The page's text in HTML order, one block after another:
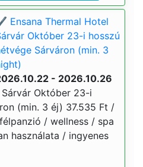
Ensana Thermal Hotel
Október 23-i hosszú
Sárváron (min. 3
- 2026.10.26
Október 23-i
(min. 3 éj) 37.535 Ft /
/ wellness / spa
használata / ingyenes